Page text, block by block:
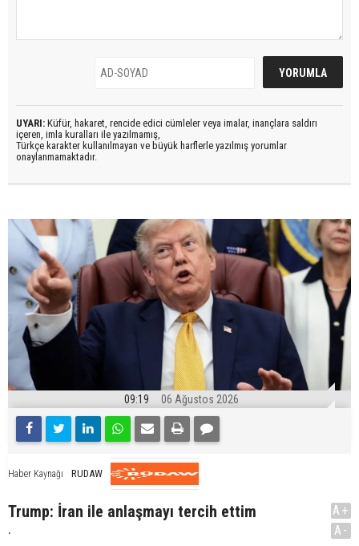
UYARI: Küfür, hakaret, rencide edici cümleler veya imalar, inançlara saldırı
içeren, imla kuralları ile yazılmamış,
Türkçe karakter kullanılmayan ve büyük harflerle yazılmış yorumlar
onaylanmamaktadır.
09:19 06 Ağustos 2026
Haber Kaynağı RUDAW
Trump: İran ile anlaşmayı tercih ettim
.
A+
A-